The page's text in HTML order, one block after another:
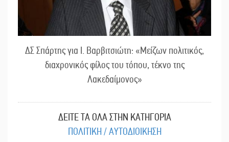
ΔΣ Σπάρτης για Ι. Βαρβιτσιώτη: «Μείζων πολιτικός,
διαχρονικός φίλος του τόπου, τέκνο της
Λακεδαίμονος»
ΔΕΙΤΕ ΤΑ ΟΛΑ ΣΤΗΝ ΚΑΤΗΓΟΡΙΑ
ΠΟΛΙΤΙΚΗ / ΑΥΤΟΔΙΟΙΚΗΣΗ